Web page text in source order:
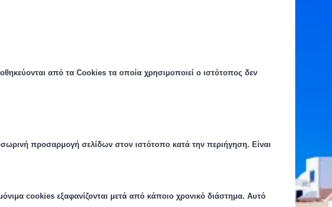
από τα Cookies τα οποία χρησιμοποιεί ο ιστότοπος δεν
προσαρμογή σελίδων στον ιστότοπο κατά την περιήγηση. Είναι
cookies εξαφανίζονται μετά από κάποιο χρονικό διάστημα. Αυτό